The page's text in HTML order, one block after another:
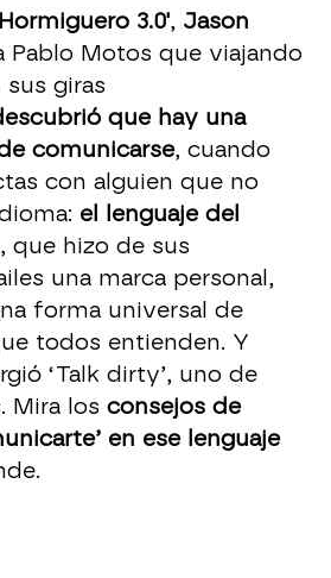
3.0', Jason
Motos que viajando
giras
que hay una
comunicarse, cuando
con alguien que no
el lenguaje del
que hizo de sus
una marca personal,
forma universal de
todos entienden. Y
‘Talk dirty’, uno de
Mira los consejos de
en ese lenguaje